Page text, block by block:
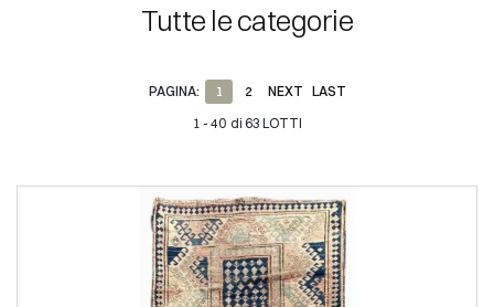
Tutte le categorie
1 - 40 di 63 LOTTI
PAGINA: 1 2 NEXT LAST